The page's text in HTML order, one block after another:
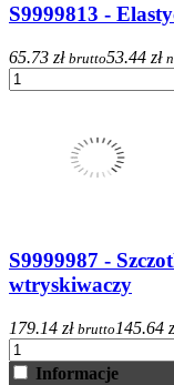
S9999813 -
65.73 zł brutto53.44 zł
S9999987 -
wtryskiwaczy
179.14 zł brutto 145.64
Informacje